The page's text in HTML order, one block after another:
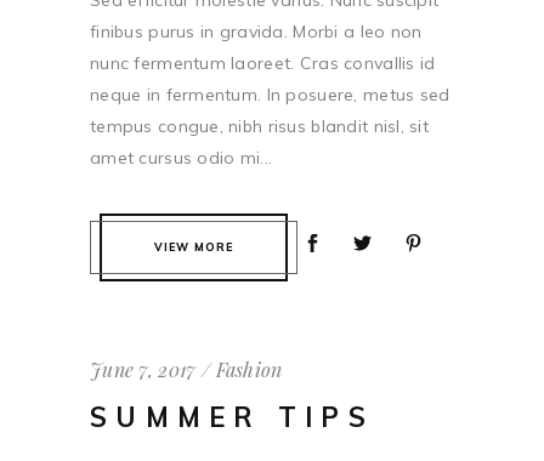
finibus purus in gravida. Morbi a leo non
nunc fermentum laoreet. Cras convallis id
neque in fermentum. In posuere, metus sed
tempus congue, nibh risus blandit nisl, sit
amet cursus odio mi...
VIEW MORE
June 7, 2017 Fashion
SUMMER TIPS